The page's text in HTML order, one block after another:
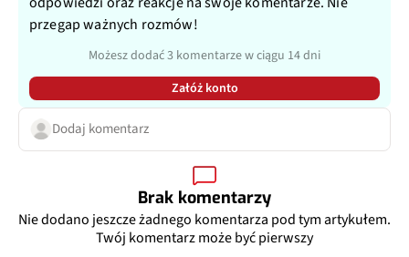
przegap ważnych rozmów!
Możesz dodać 3 komentarze w ciągu 14 dni
Załóż konto
Dodaj komentarz
Brak komentarzy
Nie dodano jeszcze żadnego komentarza pod tym artykułem.
Twój komentarz może być pierwszy